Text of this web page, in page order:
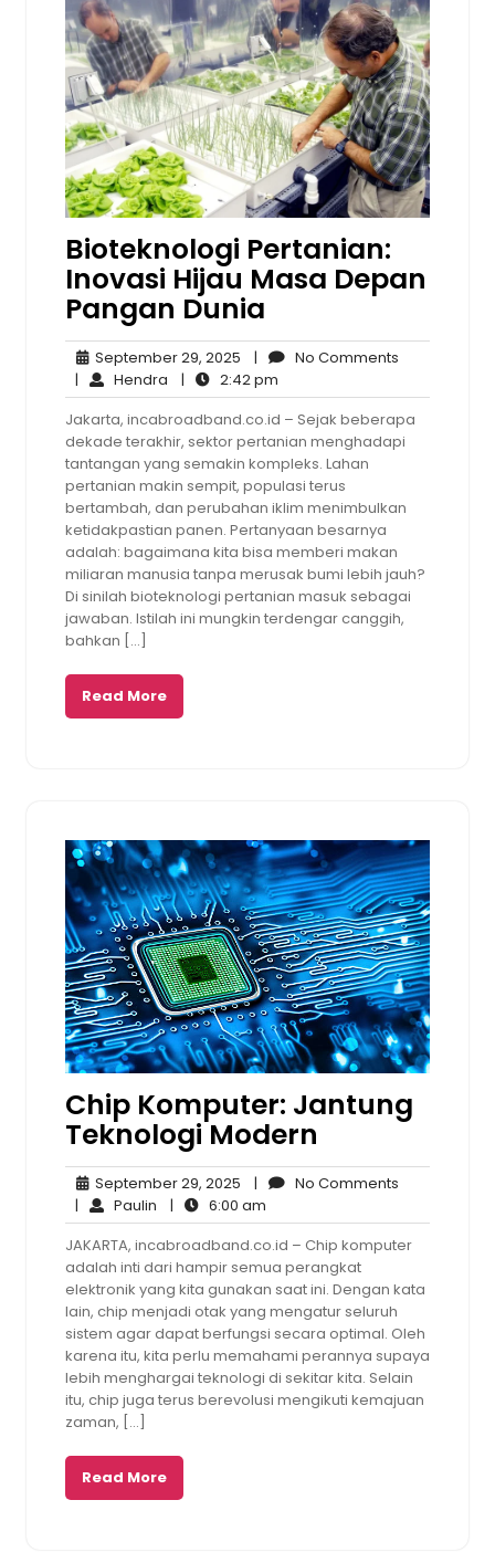
Bioteknologi Pertanian:
Inovasi Hijau Masa Depan
Pangan Dunia
September 29, 2025 September
29,
2025
| No Comments
| Hendra Hendra
| 2:42 pm
pm
Jakarta, incabroadband.co.id – Sejak beberapa
dekade terakhir, sektor pertanian menghadapi
tantangan yang semakin kompleks. Lahan
pertanian makin sempit, populasi terus
bertambah, dan perubahan iklim menimbulkan
ketidakpastian panen. Pertanyaan besarnya
adalah: bagaimana kita bisa memberi makan
miliaran manusia tanpa merusak bumi lebih jauh?
Di sinilah bioteknologi pertanian masuk sebagai
jawaban. Istilah ini mungkin terdengar canggih,
bahkan […]
Read More
Chip Komputer: Jantung
Teknologi Modern
September 29, 2025 September
29,
2025
| No Comments
| Paulin Paulin
| 6:00 am
am
JAKARTA, incabroadband.co.id – Chip komputer
adalah inti dari hampir semua perangkat
elektronik yang kita gunakan saat ini. Dengan kata
lain, chip menjadi otak yang mengatur seluruh
sistem agar dapat berfungsi secara optimal. Oleh
karena itu, kita perlu memahami perannya supaya
lebih menghargai teknologi di sekitar kita. Selain
itu, chip juga terus berevolusi mengikuti kemajuan
zaman, […]
Read More